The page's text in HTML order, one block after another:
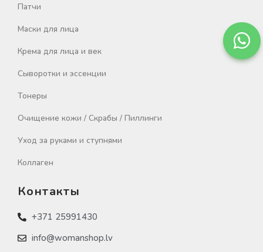
Патчи
Маски для лица
Крема для лица и век
Сыворотки и эссенции
Тонеры
Очищение кожи / Скрабы / Пиллинги
Уход за руками и ступнями
Коллаген
Контакты
+371 25991430
info@womanshop.lv